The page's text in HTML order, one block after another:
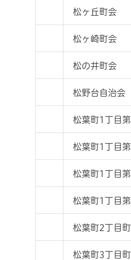
松ヶ丘町会
松ヶ崎町会
松の井町会
松野台自治会
松葉町1丁目
松葉町1丁目
松葉町1丁目
松葉町1丁目
松葉町2丁目
松葉町3丁目